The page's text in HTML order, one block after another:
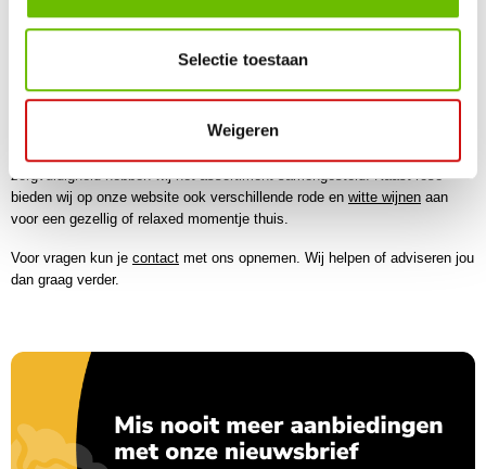
Selectie toestaan
Weigeren
druivensap. Hoe langer het contact, des te donkerder de wijn.
Rosé wijn kopen bij Drankuwel
Via onze website van Drankuwel vind je allerlei verschillende rosé wijnen.
zorgvuldigheid hebben wij het assortiment samengesteld. Naast rosé
bieden wij op onze website ook verschillende rode en witte wijnen aan
voor een gezellig of relaxed momentje thuis.
Voor vragen kun je contact met ons opnemen. Wij helpen of adviseren jou
dan graag verder.